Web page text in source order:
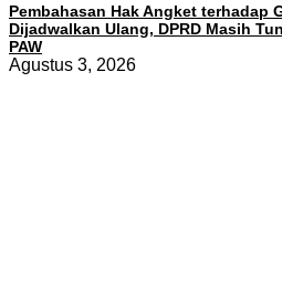
Pembahasan Hak Angket terhadap
Dijadwalkan Ulang, DPRD Masih
PAW
Agustus 3, 2026